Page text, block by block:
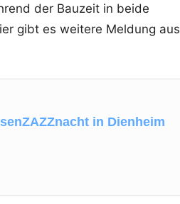
der Bauzeit in beide
gibt es weitere Meldung aus
in Dienheim